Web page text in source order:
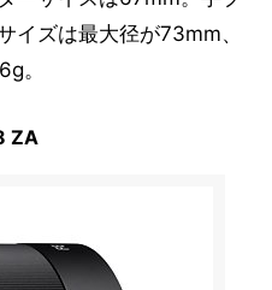
イズは最大径が73mm、
。
ZA